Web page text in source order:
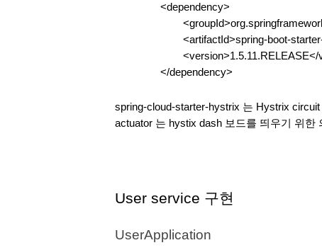
<dependency>
<artifactId>spring-boot-
<version>1.5.11.RELEASE</
</dependency>
spring-cloud-starter-hystrix 는 Hystrix
actuator 는 hystix dash 보드를 띄우기 위한
User service 구현
UserApplication